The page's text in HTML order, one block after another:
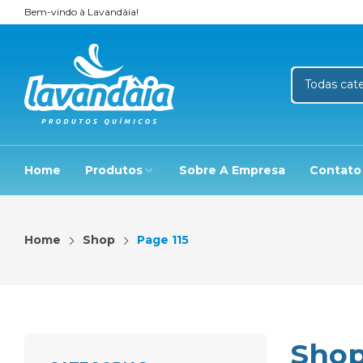
Bem-vindo à Lavandàia!
Home Produtos Sobre A Empresa Contato
Home Shop Page 115